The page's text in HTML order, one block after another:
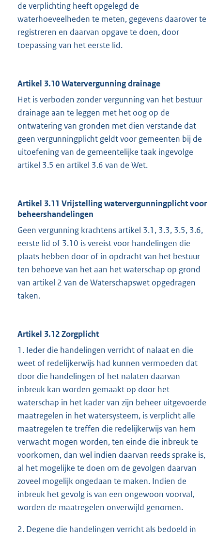
de verplichting heeft opgelegd de
waterhoeveelheden te meten, gegevens daarover te
registreren en daarvan opgave te doen, door
toepassing van het eerste lid.
Artikel 3.10 Watervergunning drainage
Het is verboden zonder vergunning van het bestuur
drainage aan te leggen met het oog op de
ontwatering van gronden met dien verstande dat
geen vergunningplicht geldt voor gemeenten bij de
uitoefening van de gemeentelijke taak ingevolge
artikel 3.5 en artikel 3.6 van de Wet.
Artikel 3.11 Vrijstelling watervergunningplicht voor
beheershandelingen
Geen vergunning krachtens artikel 3.1, 3.3, 3.5, 3.6,
eerste lid of 3.10 is vereist voor handelingen die
plaats hebben door of in opdracht van het bestuur
ten behoeve van het aan het waterschap op grond
van artikel 2 van de Waterschapswet opgedragen
taken.
Artikel 3.12 Zorgplicht
1. Ieder die handelingen verricht of nalaat en die
weet of redelijkerwijs had kunnen vermoeden dat
door die handelingen of het nalaten daarvan
inbreuk kan worden gemaakt op door het
waterschap in het kader van zijn beheer uitgevoerde
maatregelen in het watersysteem, is verplicht alle
maatregelen te treffen die redelijkerwijs van hem
verwacht mogen worden, ten einde die inbreuk te
voorkomen, dan wel indien daarvan reeds sprake is,
al het mogelijke te doen om de gevolgen daarvan
zoveel mogelijk ongedaan te maken. Indien de
inbreuk het gevolg is van een ongewoon voorval,
worden de maatregelen onverwijld genomen.
2. Degene die handelingen verricht als bedoeld in